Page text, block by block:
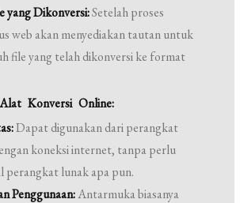
yang Dikonversi:Setelah proses
web akan menyediakan tautan untuk
file yang telah dikonversi ke format
Konversi Online:
Dapat digunakan dari perangkat
koneksi internet, tanpa perlu
perangkat lunak apa pun.
Penggunaan:Antarmuka biasanya